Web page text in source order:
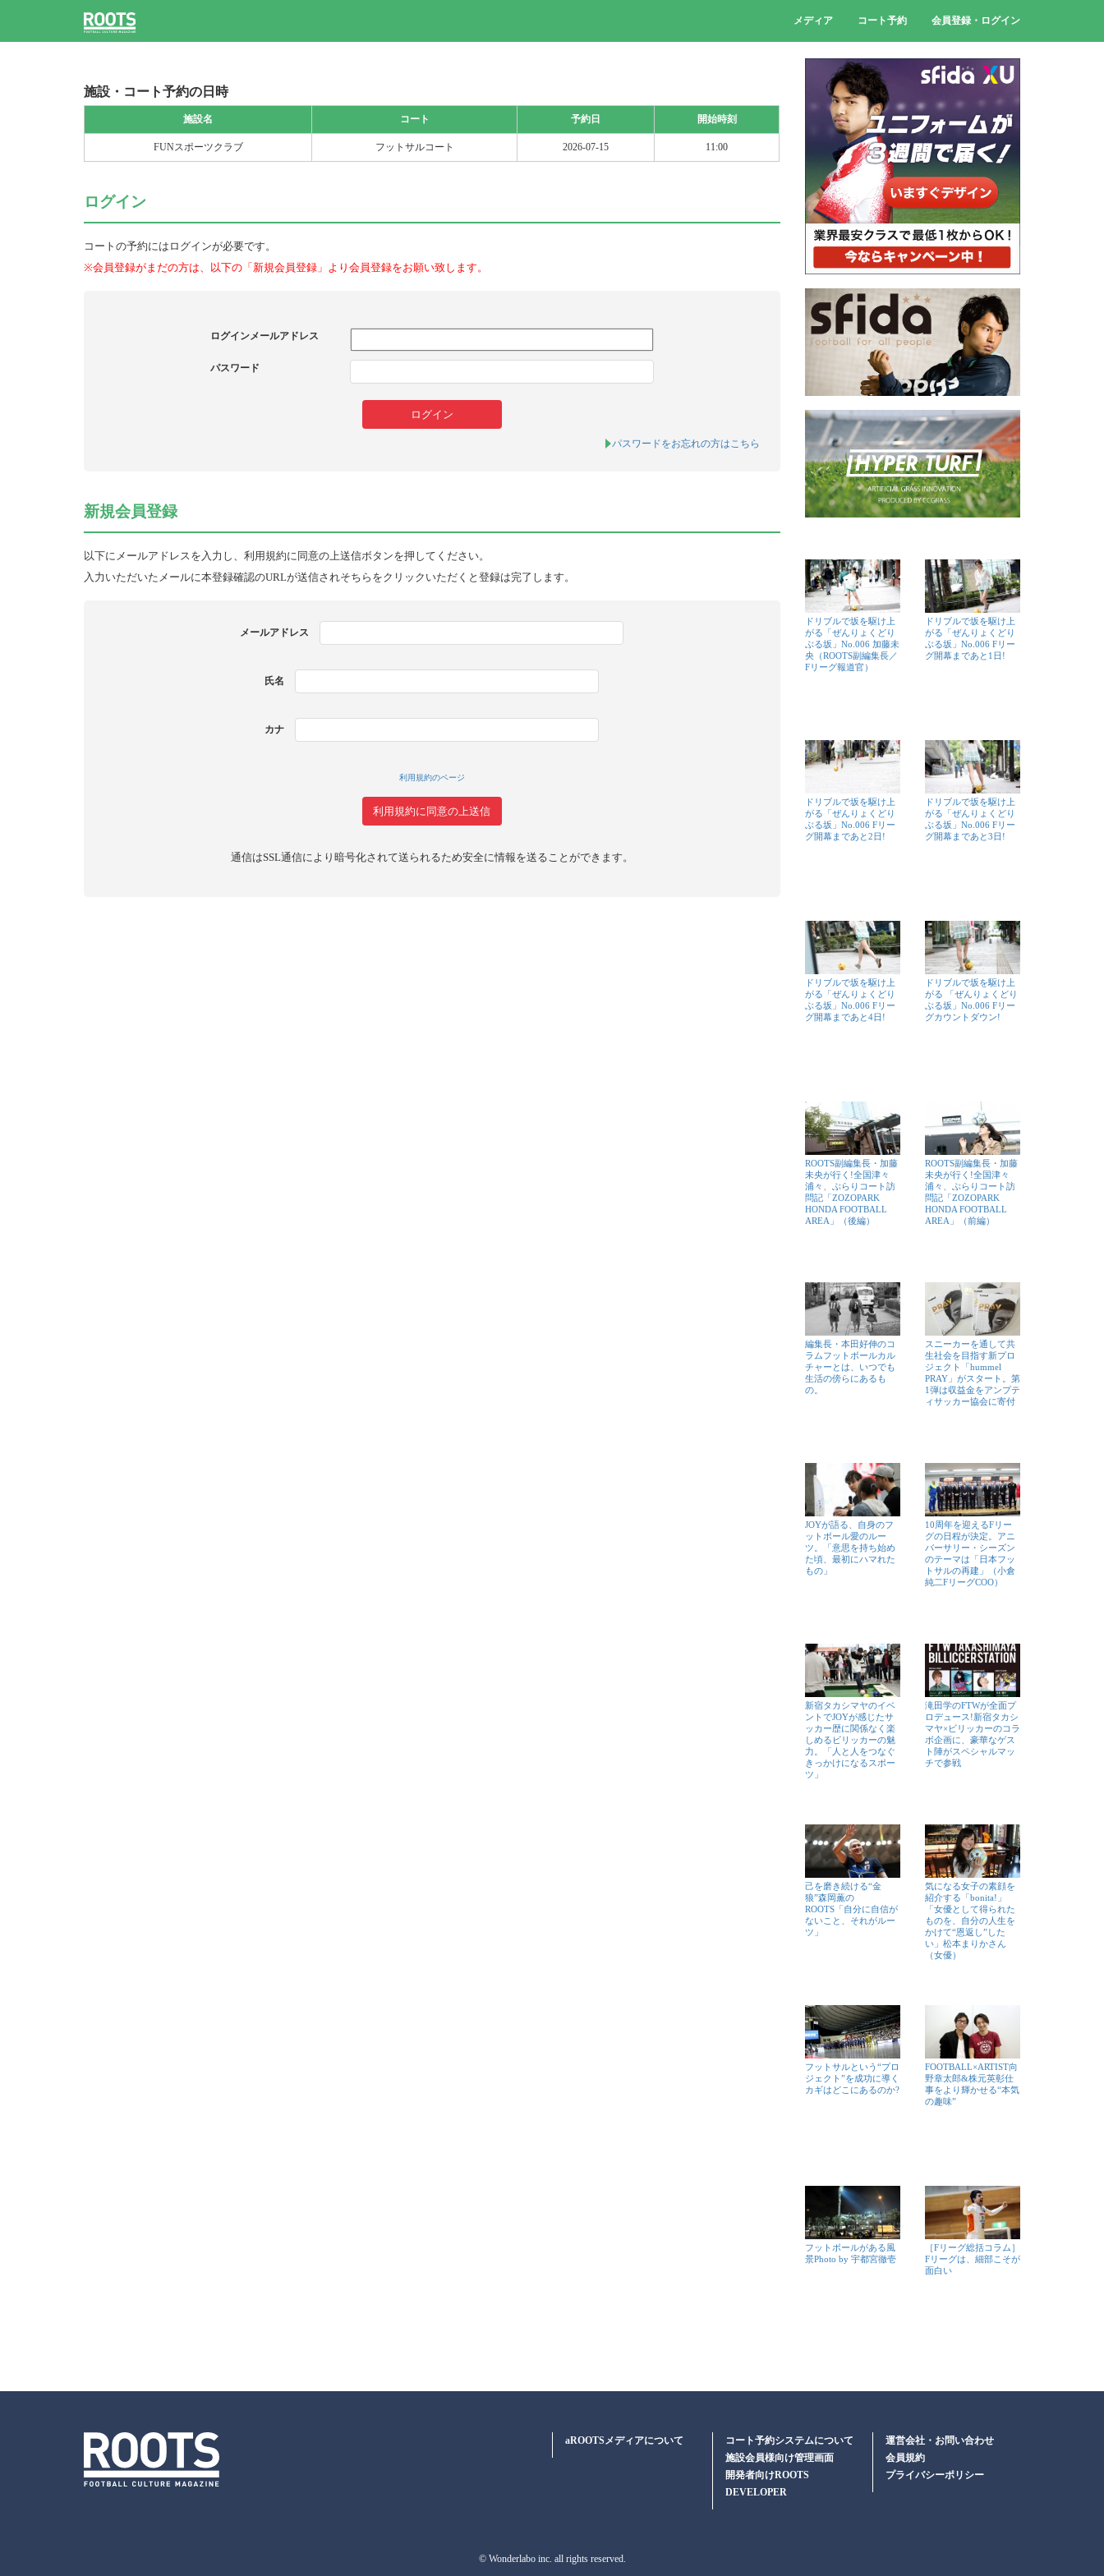
メディア コート予約 会員登録・ログイン
施設・コート予約の日時
施設名 コート 予約日 開始時刻
FUNスポーツクラブ フットサルコート 2026-07-15 11:00
ログイン
コートの予約にはログインが必要です。
※会員登録がまだの方は、以下の「新規会員登録」より会員登録をお願い致します。
ログインメールアドレス
パスワード
パスワードをお忘れの方はこちら
新規会員登録
以下にメールアドレスを入力し、利用規約に同意の上送信ボタンを押してください。
入力いただいたメールに本登録確認のURLが送信されそちらをクリックいただくと登録は完了します。
メールアドレス
氏名
カナ
利用規約のページ
通信はSSL通信により暗号化されて送られるため安全に情報を送ることができます。
ドリブルで坂を駆け上
がる「ぜんりょくどり
ぶる坂」No.006 加藤未
央（ROOTS副編集長／
Fリーグ報道官）
ドリブルで坂を駆け上
がる「ぜんりょくどり
ぶる坂」No.006 Fリー
グ開幕まであと1日!
ドリブルで坂を駆け上
がる「ぜんりょくどり
ぶる坂」No.006 Fリー
グ開幕まであと2日!
ドリブルで坂を駆け上
がる「ぜんりょくどり
ぶる坂」No.006 Fリー
グ開幕まであと3日!
ドリブルで坂を駆け上
がる「ぜんりょくどり
ぶる坂」No.006 Fリー
グ開幕まであと4日!
ドリブルで坂を駆け上
がる 「ぜんりょくどり
ぶる坂」No.006 Fリー
グカウントダウン!
ROOTS副編集長・加藤
未央が行く!全国津々
浦々、ぶらりコート訪
問記「ZOZOPARK
HONDA FOOTBALL
AREA」（後編）
ROOTS副編集長・加藤
未央が行く!全国津々
浦々、ぶらりコート訪
問記「ZOZOPARK
HONDA FOOTBALL
AREA」（前編）
編集長・本田好伸のコ
ラムフットボールカル
チャーとは、いつでも
生活の傍らにあるも
の。
スニーカーを通して共
生社会を目指す新プロ
ジェクト「hummel
PRAY」がスタート。第
1弾は収益金をアンプテ
ィサッカー協会に寄付
JOYが語る、自身のフ
ットボール愛のルー
ツ。「意思を持ち始め
た頃、最初にハマれた
もの」
10周年を迎えるFリー
グの日程が決定。アニ
バーサリー・シーズン
のテーマは「日本フッ
トサルの再建」（小倉
純二FリーグCOO）
新宿タカシマヤのイベ
ントでJOYが感じたサ
ッカー歴に関係なく楽
しめるビリッカーの魅
力。「人と人をつなぐ
きっかけになるスポー
ツ」
滝田学のFTWが全面プ
ロデュース!新宿タカシ
マヤ×ビリッカーのコラ
ボ企画に、豪華なゲス
ト陣がスペシャルマッ
チで参戦
己を磨き続ける“金
狼”森岡薫の
ROOTS「自分に自信が
ないこと、それがルー
ツ」
気になる女子の素顔を
紹介する「bonita!」
「女優として得られた
ものを、自分の人生を
かけて“恩返し”した
い」松本まりかさん
（女優）
フットサルという“プロ
ジェクト”を成功に導く
カギはどこにあるのか?
FOOTBALL×ARTIST向
野章太郎&株元英彰仕
事をより輝かせる“本気
の趣味”
フットボールがある風
景Photo by 宇都宮徹壱
［Fリーグ総括コラム］
Fリーグは、細部こそが
面白い
aROOTSメディアについて
コート予約システムについて
施設会員様向け管理画面
開発者向けROOTS
DEVELOPER
運営会社・お問い合わせ
会員規約
プライバシーポリシー
© Wonderlabo inc. all rights reserved.